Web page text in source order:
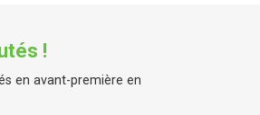
!
en avant-première en